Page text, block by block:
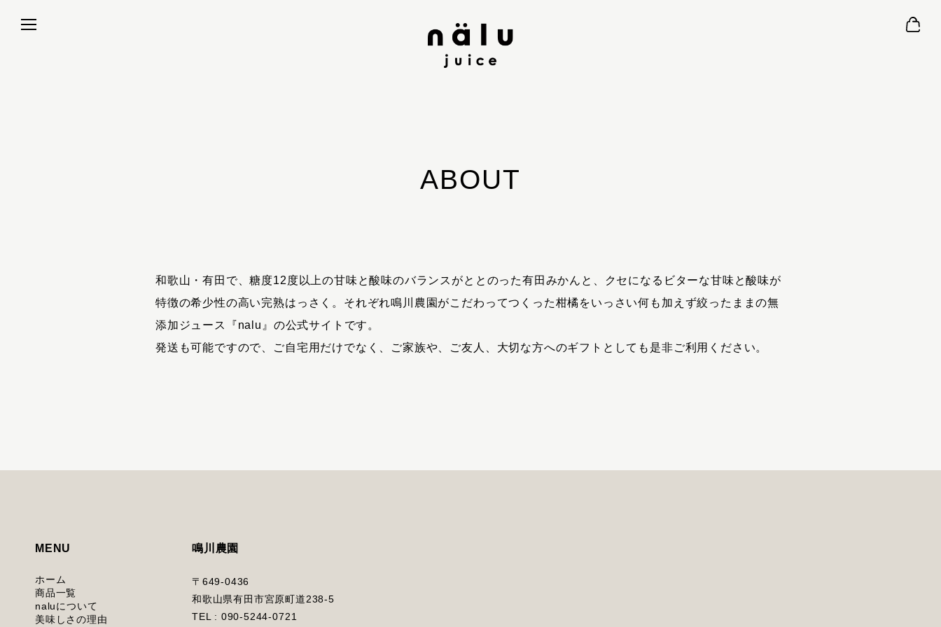
ABOUT
和歌山・有田で、糖度12度以上の甘味と酸味のバランスがととのった有田みかんと、クセになるビターな甘味と酸味が
特徴の希少性の高い完熟はっさく。それぞれ鳴川農園がこだわってつくった柑橘をいっさい何も加えず絞ったままの無
添加ジュース『nalu』の公式サイトです。
発送も可能ですので、ご自宅用だけでなく、ご家族や、ご友人、大切な方へのギフトとしても是非ご利用ください。
鳴川農園
〒649-0436
和歌山県有田市宮原町道238-5
TEL : 090-5244-0721
MENU
ホーム
商品一覧
naluについて
美味しさの理由